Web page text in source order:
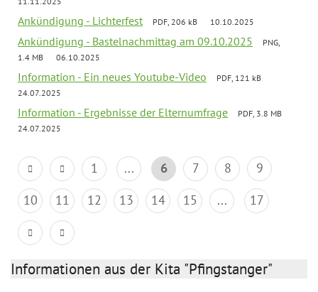
Ankündigung - Lichterfest PDF, 206 kB 10.10.2025
Ankündigung - Bastelnachmittag am 09.10.2025
PNG,
1.4 MB
06.10.2025
Information - Ein neues Youtube-Video
PDF, 121 kB
24.07.2025
Information - Ergebnisse der Elternumfrage
PDF, 3.8 MB
24.07.2025
1 ... 6 7 8
9
10
11 12 13 14 15 ... 17
Informationen aus der Kita "Pfingstanger"